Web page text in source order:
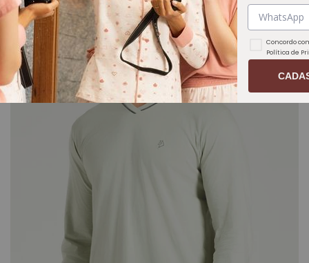
Concordo
Política de